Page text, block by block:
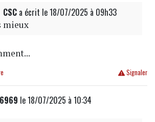
CSCa écrit le 18/07/2025 à 09h33
mieux
Signaler
le 18/07/2025 à 10:34